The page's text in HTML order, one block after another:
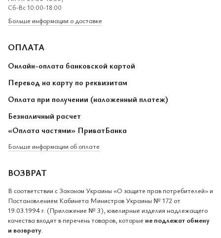
Сб-Вс 10:00-18:00
Больше информации о доставке
ОПЛАТА
Онлайн-оплата банковской картой
Перевод на карту по реквизитам
Оплата при получении (наложенный платеж)
Безналичный расчет
«Оплата частями» ПриватБанка
Больше информации об оплате
ВОЗВРАТ
В соответствии с Законом Украины «О защите прав потребителей» и
Постановлением Кабинета Министров Украины № 172 от
19.03.1994 г. (Приложение № 3), ювелирные изделия надлежащего
качества входят в перечень товаров, которые не подлежат обмену
и возврату.